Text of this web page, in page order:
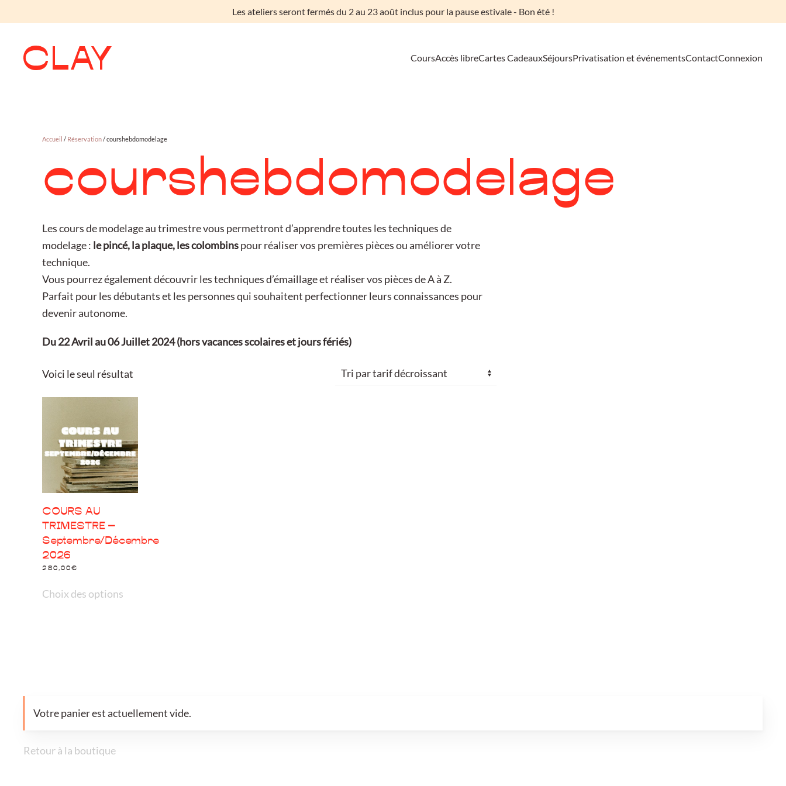
Les ateliers seront fermés du 2 au 23 août inclus pour la pause estivale - Bon été !
CoursAccès libreCartes CadeauxSéjoursPrivatisation et événementsContactConnexion
Accueil / Réservation/ courshebdomodelage
courshebdomodelage
Les cours de modelage au trimestre vous permettront d’apprendre toutes les techniques de
modelage : le pincé, la plaque, les colombinspour réaliser vos premières pièces ou améliorer votre
technique.
Vous pourrez également découvrir les techniques d’émaillage et réaliser vos pièces de A à Z.
Parfait pour les débutants et les personnes qui souhaitent perfectionner leurs connaissances pour
devenir autonome.
Du 22 Avril au 06 Juillet 2024 (hors vacances scolaires et jours fériés)
Voici le seul résultat
COURS AU
TRIMESTRE –
Septembre/Décembre
2026
280,00€
Choix des options
être
Votre panier est actuellement vide.
Retour à la boutique